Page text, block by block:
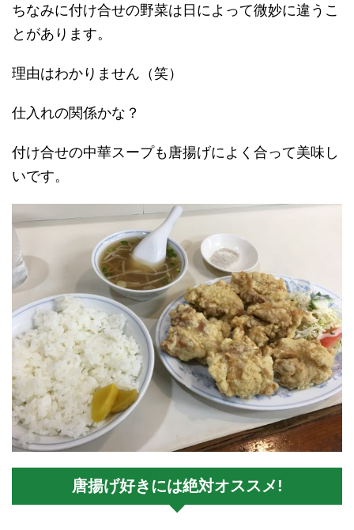
ちなみに付け合せの野菜は日によって微妙に違うこ
とがあります。
理由はわかりません（笑）
仕入れの関係かな？
付け合せの中華スープも唐揚げによく合って美味し
いです。
唐揚げ好きには絶対オススメ!